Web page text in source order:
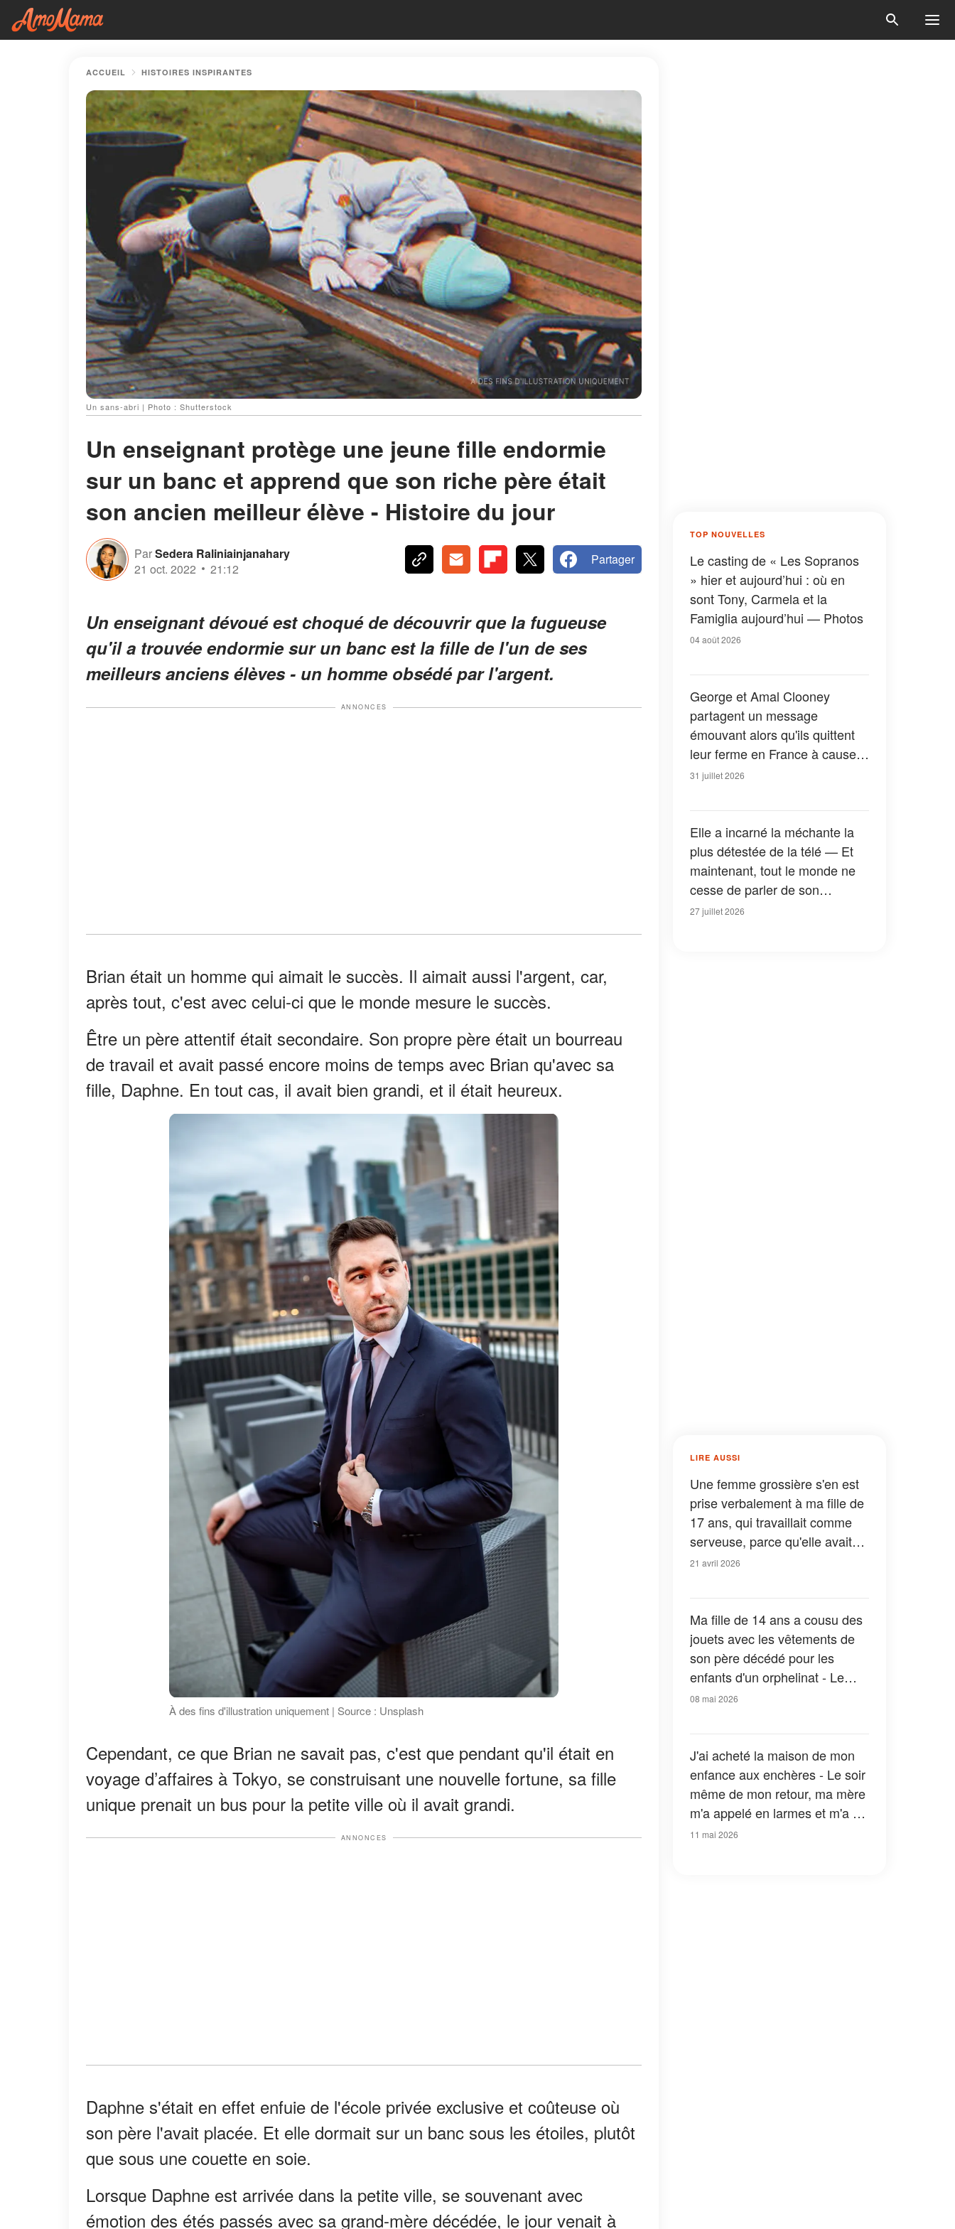
ACCUEIL HISTOIRES INSPIRANTES
Un sans-abri | Photo : Shutterstock
Un enseignant protège une jeune fille endormie
sur un banc et apprend que son riche père était
son ancien meilleur élève - Histoire du jour
ParSedera Raliniainjanahary
21 oct. 2022
21:12
Partager
Un enseignant dévoué est choqué de découvrir que la fugueuse
qu'il a trouvée endormie sur un banc est la fille de l'un de ses
meilleurs anciens élèves - un homme obsédé par l'argent.
ANNONCES
Brian était un homme qui aimait le succès. Il aimait aussi l'argent, car,
après tout, c'est avec celui-ci que le monde mesure le succès.
Être un père attentif était secondaire. Son propre père était un bourreau
de travail et avait passé encore moins de temps avec Brian qu'avec sa
fille, Daphne. En tout cas, il avait bien grandi, et il était heureux.
À des fins d'illustration uniquement | Source : Unsplash
Cependant, ce que Brian ne savait pas, c'est que pendant qu'il était en
voyage d’affaires à Tokyo, se construisant une nouvelle fortune, sa fille
unique prenait un bus pour la petite ville où il avait grandi.
ANNONCES
Daphne s'était en effet enfuie de l'école privée exclusive et coûteuse où
son père l'avait placée. Et elle dormait sur un banc sous les étoiles, plutôt
que sous une couette en soie.
Lorsque Daphne est arrivée dans la petite ville, se souvenant avec
émotion des étés passés avec sa grand-mère décédée, le jour venait à
TOP NOUVELLES
Le casting de « Les Sopranos
» hier et aujourd’hui : où en
sont Tony, Carmela et la
Famiglia aujourd’hui — Photos
04 août 2026
George et Amal Clooney
partagent un message
émouvant alors qu'ils quittent
leur ferme en France à cause
des feux de forêt — Tous les
31 juillet 2026
Elle a incarné la méchante la
plus détestée de la télé — Et
maintenant, tout le monde ne
cesse de parler de son
apparition dans la nouvelle
27 juillet 2026
LIRE AUSSI
Une femme grossière s'en est
prise verbalement à ma fille de
17 ans, qui travaillait comme
serveuse, parce qu'elle avait
oublié son citron - Puis son
le café
21 avril 2026
Ma fille de 14 ans a cousu des
jouets avec les vêtements de
son père décédé pour les
enfants d'un orphelinat - Le
lendemain, des policiers ont
08 mai 2026
J'ai acheté la maison de mon
enfance aux enchères - Le soir
même de mon retour, ma mère
m'a appelé en larmes et m'a dit
: « Dis-moi que tu n'as pas
11 mai 2026